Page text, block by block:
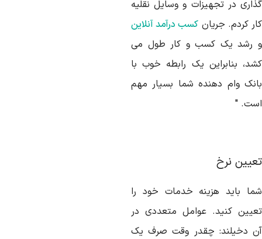
در تجهیزات و وسایل نقلیه
کردم. جریانکسب درآمد آنلاین
رشد یک کسب و کار طول می
بنابراین یک رابطه خوب با
وام دهنده شما بسیار مهم
"
نرخ
باید هزینه خدمات خود را
کنید. عوامل متعددی در
دخیلند: چقدر وقت صرف یک